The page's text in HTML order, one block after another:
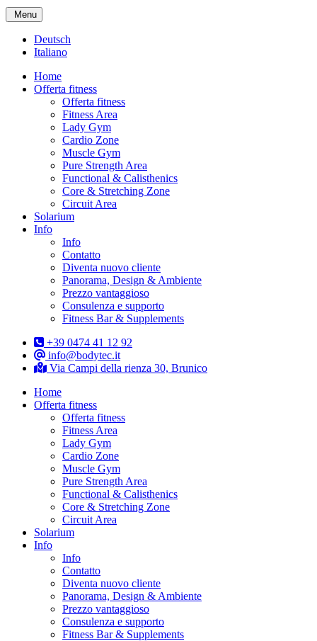
Menu
Deutsch
Italiano
Home
Offerta fitness
Offerta fitness
Fitness Area
Lady Gym
Cardio Zone
Muscle Gym
Pure Strength Area
Functional & Calisthenics
Core & Stretching Zone
Circuit Area
Solarium
Info
Info
Contatto
Diventa nuovo cliente
Panorama, Design & Ambiente
Prezzo vantaggioso
Consulenza e supporto
Fitness Bar & Supplements
+39 0474 41 12 92
info@bodytec.it
Via Campi della rienza 30, Brunico
Home
Offerta fitness
Offerta fitness
Fitness Area
Lady Gym
Cardio Zone
Muscle Gym
Pure Strength Area
Functional & Calisthenics
Core & Stretching Zone
Circuit Area
Solarium
Info
Info
Contatto
Diventa nuovo cliente
Panorama, Design & Ambiente
Prezzo vantaggioso
Consulenza e supporto
Fitness Bar & Supplements